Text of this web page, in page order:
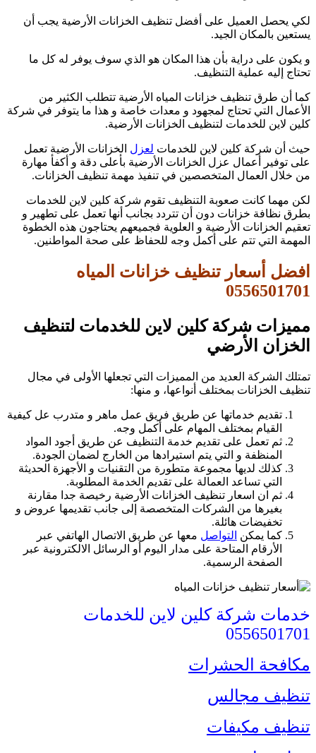
لكي يحصل العميل على أفضل تنظيف الخزانات الأرضية يجب أن
يستعين بالمكان الجيد.
و يكون على دراية بأن هذا المكان هو الذي سوف يوفر له كل ما
تحتاج إليه عملية التنظيف.
كما أن طرق تنظيف خزانات المياه الأرضية تتطلب الكثير من
الأعمال التي تحتاج لمجهود و معدات خاصة و هذا ما يتوفر في شركة
كلين لاين للخدمات لتنظيف الخزانات الأرضية.
حيث أن شركة كلين لاين للخدمات لعزل الخزانات الأرضية تعمل
على توفير أعمال عزل الخزانات الأرضية بأعلى دقة و أكفأ مهارة
من خلال العمال المتخصصين في تنفيذ مهمة تنظيف الخزانات.
لكن مهما كانت صعوبة التنظيف تقوم شركة كلين لاين للخدمات
بطرق نظافة خزانات دون أن تتردد بجانب أنها تعمل على تطهير و
تعقيم الخزانات الأرضية و العلوية فجميعهم يحتاجون هذه الخطوة
المهمة التي تتم على أكمل وجه للحفاظ على صحة المواطنين.
افضل أسعار تنظيف خزانات المياه
0556501701
مميزات شركة كلين لاين للخدمات لتنظيف
الخزان الأرضي
تمتلك الشركة العديد من المميزات التي تجعلها الأولى في مجال
تنظيف الخزانات بمختلف أنواعها، و منها:
تقديم خدماتها عن طريق فريق عمل ماهر و متدرب عل كيفية
القيام بمختلف المهام على أكمل وجه.
ثم تعمل على تقديم خدمة التنظيف عن طريق أجود المواد
المنظفة و التي يتم استيرادها من الخارج لضمان الجودة.
كذلك لديها مجموعة متطورة من التقنيات و الأجهزة الحديثة
التي تساعد العمالة على تقديم الخدمة المطلوبة.
ثم ان اسعار تنظيف الخزانات الأرضية رخيصة جدا مقارنة
بغيرها من الشركات المتخصصة إلى جانب تقديمها عروض و
تخفيضات هائلة.
كما يمكن التواصل معها عن طريق الاتصال الهاتفي عبر
الأرقام المتاحة على مدار اليوم أو الرسائل الالكترونية عبر
الصفحة الرسمية.
خدمات شركة كلين لاين للخدمات
0556501701
مكافحة الحشرات
تنظيف مجالس
تنظيف مكيفات